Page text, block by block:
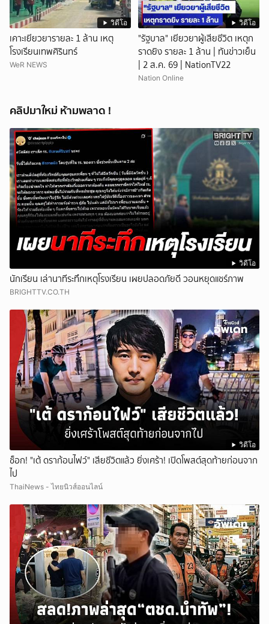
วิดีโอ
เคาะเยียวยารายละ 1 ล้าน เหตุ
โรงเรียนเทพศิรินทร์
WeR NEWS
วิดีโอ
"รัฐบาล" เยียวยาผู้เสียชีวิต เหตุก
ราดยิง รายละ 1 ล้าน | ทันข่าวเย็น
| 2 ส.ค. 69 | NationTV22
Nation Online
คลิปมาใหม่ ห้ามพลาด !
วิดีโอ
นักเรียน เล่านาทีระทึกเหตุโรงเรียน เผยปลอดภัยดี วอนหยุดแชร์ภาพ
BRIGHTTV.CO.TH
วิดีโอ
ช็อก! "เต้ ดราก้อนไฟว์" เสียชีวิตแล้ว ยิ่งเศร้า! เปิดโพสต์สุดท้ายก่อนจาก
ไป
ThaiNews - ไทยนิวส์ออนไลน์